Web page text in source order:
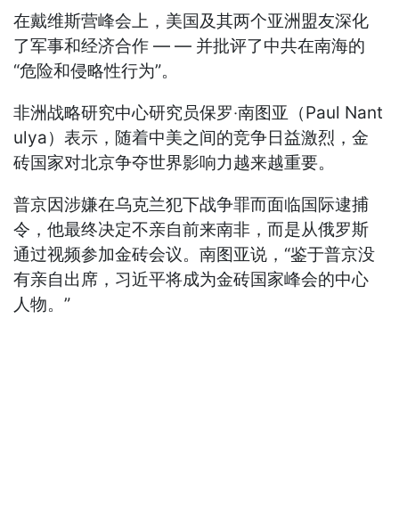
在戴维斯营峰会上，美国及其两个亚洲盟友深化
了军事和经济合作 — — 并批评了中共在南海的
“危险和侵略性行为”。
非洲战略研究中心研究员保罗‧南图亚（Paul Nant
ulya）表示，随着中美之间的竞争日益激烈，金
砖国家对北京争夺世界影响力越来越重要。
普京因涉嫌在乌克兰犯下战争罪而面临国际逮捕
令，他最终决定不亲自前来南非，而是从俄罗斯
通过视频参加金砖会议。南图亚说，“鉴于普京没
有亲自出席，习近平将成为金砖国家峰会的中心
人物。”